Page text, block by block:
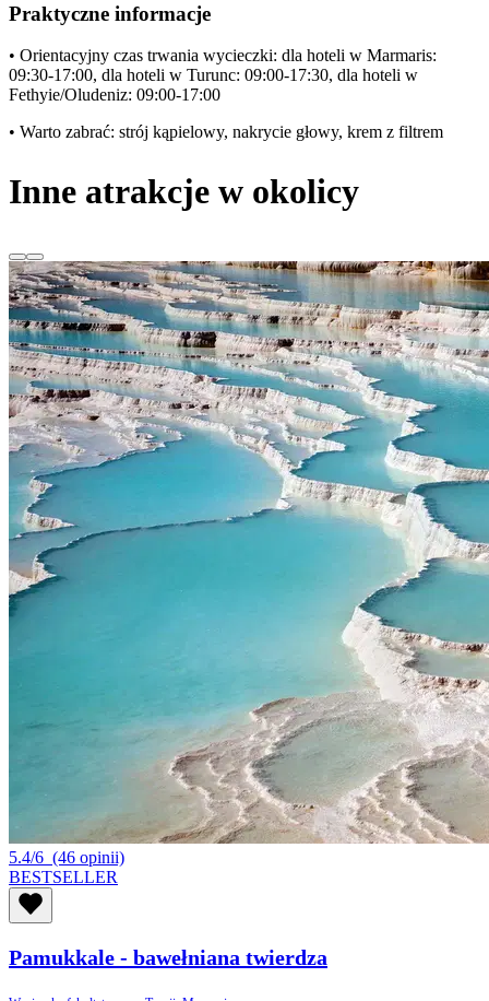
Praktyczne informacje
• Orientacyjny czas trwania wycieczki: dla hoteli w Marmaris:
09:30-17:00, dla hoteli w Turunc: 09:00-17:30, dla hoteli w
Fethyie/Oludeniz: 09:00-17:00
• Warto zabrać: strój kąpielowy, nakrycie głowy, krem z filtrem
Inne atrakcje w okolicy
5.4/6 (46 opinii)
BESTSELLER
Pamukkale - bawełniana twierdza